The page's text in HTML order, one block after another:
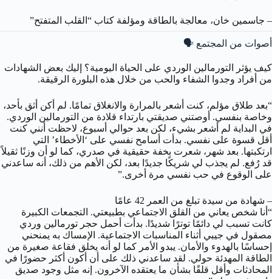
– جاسمين خان، معالجة بالطاقة ومؤلفة كتاب “القلب المتفتح”
أصوات من المجتمع 🗣️
كيف يؤثر التورمالين الوردي على الحياة اليومية؟ إليك بعض الشهادات
من أفراد وجدوا الشفاء والحب من خلال هذه البلورة الرقيقة.
“بعد طلاق مؤلم، كنت أشعر بالمرارة والانغلاق تمامًا. لم أكن أثق بأحد،
وخاصة بنفسي. أوصتني صديقتي بارتداء قلادة من التورمالين الوردي.
في البداية لم أشعر بشيء، لكن بعد حوالي أسبوع، لاحظت أنني كنت
أقل قسوة على نفسي. بدأت أسامح نفسي على ‘الأخطاء’ التي
ارتكبتها. بعد شهر، شعرت بخفة حقيقية في صدري، كما لو أن وزنًا ثقيلاً
قد رُفع. لم يجذب لي شريكًا جديدًا بعد، لكن الأهم من ذلك، أنه ساعدني
على الوقوع في حب نفسي مرة أخرى.”
– شهادة من سيدة تبلغ من العمر 42 عامًا
“أنا شخص يعاني من القلق الاجتماعي بطبيعتي. التجمعات الكبيرة
كانت تسبب لي دائمًا توترًا شديدًا. بدأت أحمل حجر تورمالين وردي
مصقول في جيبي أثناء المناسبات الاجتماعية. الإمساك به يمنحني
إحساسًا بالهدوء والأمان. يبدو الأمر كما لو أنه يخلق فقاعة صغيرة من
الطاقة المهدئة حولي. لقد ساعدني ذلك على أن أكون أكثر حضورًا في
المحادثات وأقل قلقًا بشأن ما يعتقده الآخرون. إنه مثل وجود صديق